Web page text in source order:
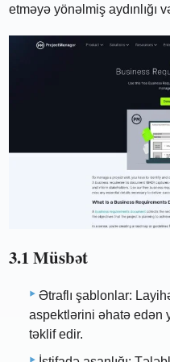
etməyə yönəlmiş aydınlığı
3.1 Müsbət
Ətraflı şablonlar:
aspektlərini əhatə edən
təklif edir.